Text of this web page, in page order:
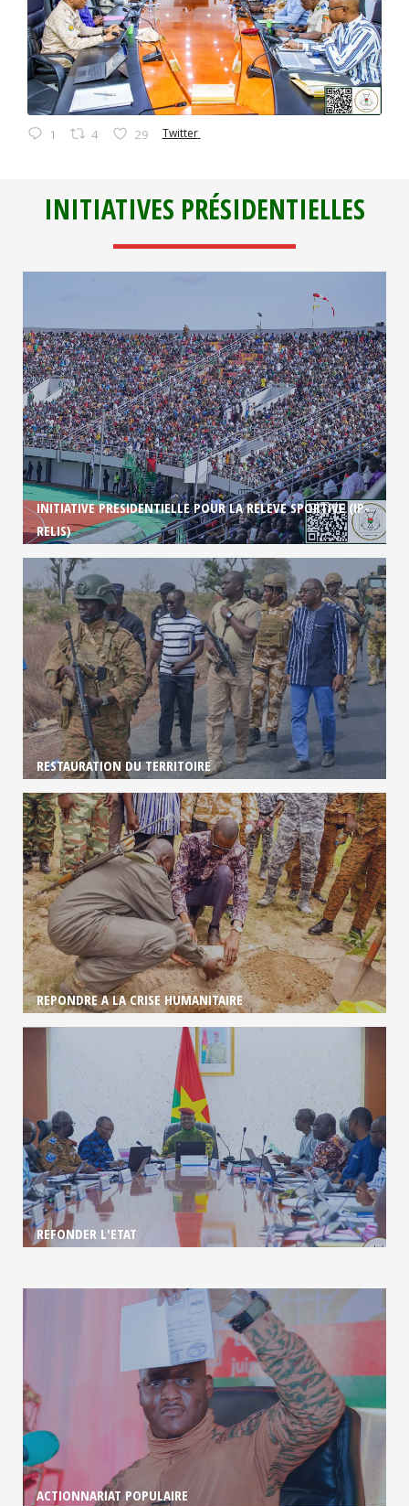
1 4 29 Twitter
INITIATIVES PRÉSIDENTIELLES
INITIATIVE PRESIDENTIELLE POUR LA RELEVE SPORTIVE (IP-
RELIS)
RESTAURATION DU TERRITOIRE
REPONDRE A LA CRISE HUMANITAIRE
REFONDER L'ETAT
ACTIONNARIAT POPULAIRE